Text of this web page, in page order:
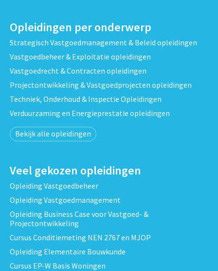
Opleidingen per onderwerp
Strategisch Vastgoedmanagement & Beleid opleidingen
Vastgoedbeheer & Exploitatie opleidingen
Vastgoedrecht & Contracten opleidingen
Projectontwikkeling & Vastgoedprojecten opleidingen
Techniek, Onderhoud & Inspectie Opleidingen
Verduurzaming en Energieprestatie opleidingen
Bekijk alle opleidingen
Veel gekozen opleidingen
Opleiding Vastgoedbeheer
Opleiding Vastgoedmanagement
Opleiding Business Case voor Vastgoed- &
Projectontwikkeling
Cursus Conditiemeting NEN 2767 en MJOP
Opleiding Elementaire Bouwkunde
Cursus EP-W Basis Woningen